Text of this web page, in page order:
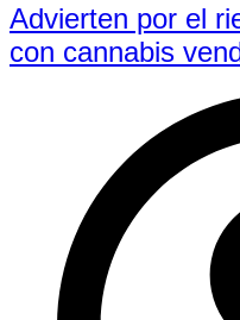
Advierten por el
con cannabis